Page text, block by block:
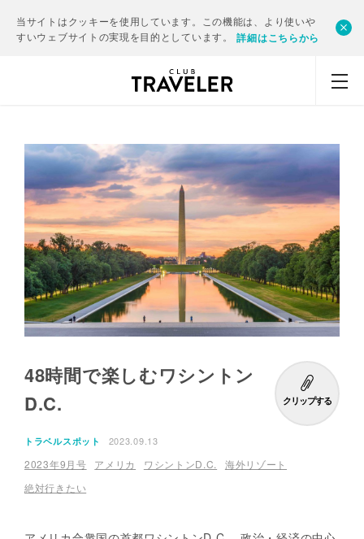
当サイトはクッキーを使用しています。この機能は、より使いや
すいウェブサイトの実現を目的としています。
詳細はこちらから
48時間で楽しむワシントン
D.C.
クリップする
トラベルスポット 2023.09.13
2023年9月号 アメリカ ワシントンD.C.
海外リゾート
絶対行きたい